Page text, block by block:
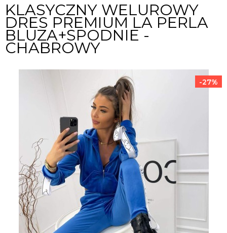
KLASYCZNY WELUROWY
DRES PREMIUM LA PERLA
BLUZA+SPODNIE -
CHABROWY
-27%